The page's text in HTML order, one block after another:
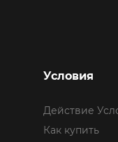
Условия
Действие
Как купить